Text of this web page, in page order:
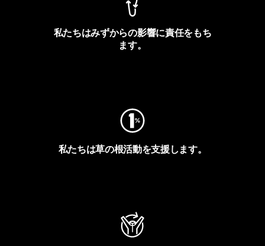
私たちはみずからの影響に責任をもち
ます。
私たちは草の根活動を支援します。